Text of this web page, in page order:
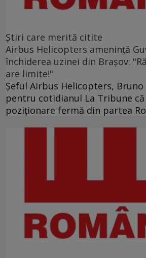
Ştiri care merită citite
Airbus Helicopters amenință
închiderea uzinei din Brașov:
are limite!"
Șeful Airbus Helicopters, Bruno
pentru cotidianul La Tribune
poziţionare fermă din partea